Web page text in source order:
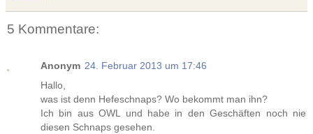
5 Kommentare:
Anonym 24. Februar 2013 um 17:46
Hallo,
was ist denn Hefeschnaps? Wo bekommt man ihn?
Ich bin aus OWL und habe in den Geschäften noch nie
diesen Schnaps gesehen.